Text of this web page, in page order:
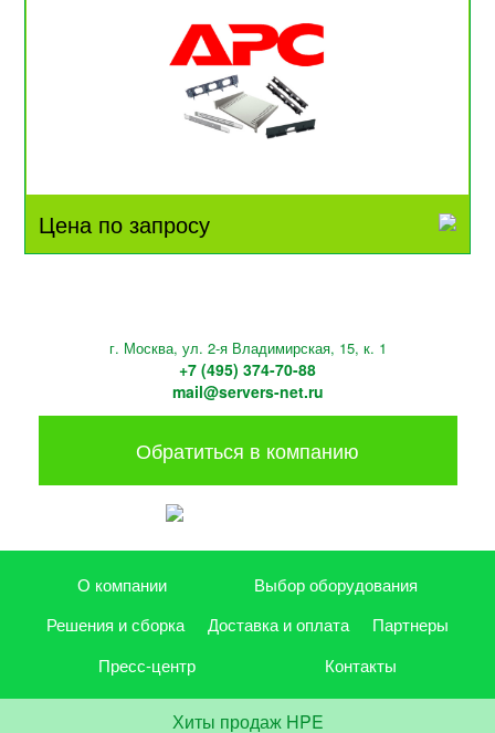
Цена по запросу
г. Москва, ул. 2-я Владимирская, 15, к. 1
+7 (495) 374-70-88
mail@servers-net.ru
Обратиться в компанию
О компании
Выбор оборудования
Решения и сборка
Доставка и оплата
Партнеры
Пресс-центр
Контакты
Хиты продаж HPE